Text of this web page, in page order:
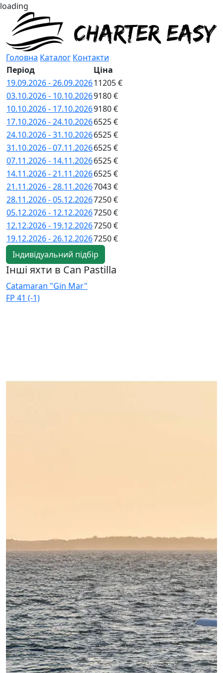
loading
Головна Каталог Контакти
Період
Ціна
19.09.2026 - 26.09.202611205 €
03.10.2026 - 10.10.20269180 €
10.10.2026 - 17.10.20269180 €
17.10.2026 - 24.10.20266525 €
24.10.2026 - 31.10.20266525 €
31.10.2026 - 07.11.20266525 €
07.11.2026 - 14.11.20266525 €
14.11.2026 - 21.11.20266525 €
21.11.2026 - 28.11.20267043 €
28.11.2026 - 05.12.20267250 €
05.12.2026 - 12.12.20267250 €
12.12.2026 - 19.12.20267250 €
19.12.2026 - 26.12.20267250 €
Індивідуальний підбір
Інші яхти в Can Pastilla
Catamaran "Gin Mar"
FP 41 (-1)